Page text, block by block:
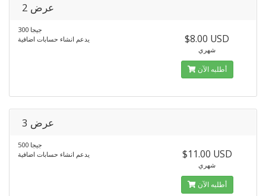
عرض 2
300 جيجا
يدعم انشاء حسابات اضافية
$8.00 USD
شهري
أطلبه الآن
عرض 3
500 جيجا
يدعم انشاء حسابات اضافية
$11.00 USD
شهري
أطلبه الآن